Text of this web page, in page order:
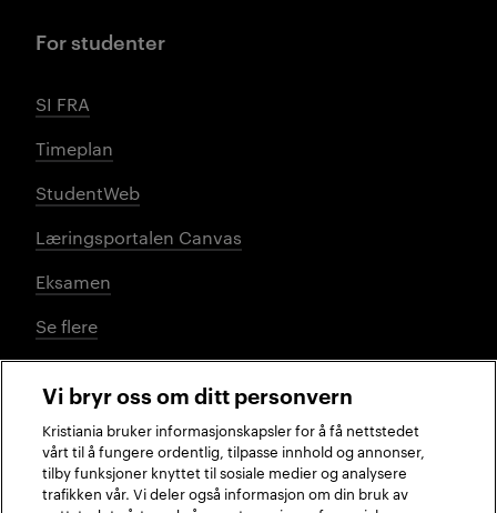
For studenter
SI FRA
Timeplan
StudentWeb
Læringsportalen Canvas
Eksamen
Se flere
Sosiale medier
Vi bryr oss om ditt personvern
Kristiania bruker informasjonskapsler for å få nettstedet
vårt til å fungere ordentlig, tilpasse innhold og annonser,
tilby funksjoner knyttet til sosiale medier og analysere
trafikken vår. Vi deler også informasjon om din bruk av